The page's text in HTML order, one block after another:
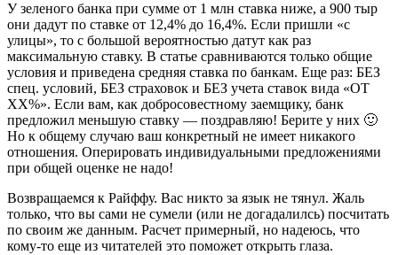
У зеленого банка при сумме от 1 млн ставка ниже, а 900 тыр
они дадут по ставке от 12,4% до 16,4%. Если пришли «с
улицы», то с большой вероятностью датут как раз
максимальную ставку. В статье сравниваются только общие
условия и приведена средняя ставка по банкам. Еще раз: БЕЗ
спец. условий, БЕЗ страховок и БЕЗ учета ставок вида «ОТ
ХХ%». Если вам, как добросовестному заемщику, банк
предложил меньшую ставку — поздравляю! Берите у них 🙂
Но к общему случаю ваш конкретный не имеет никакого
отношения. Оперировать индивидуальными предложениями
при общей оценке не надо!
Возвращаемся к Райффу. Вас никто за язык не тянул. Жаль
только, что вы сами не сумели (или не догадалилсь) посчитать
по своим же данным. Расчет примерный, но надеюсь, что
кому-то еще из читателей это поможет открыть глаза.